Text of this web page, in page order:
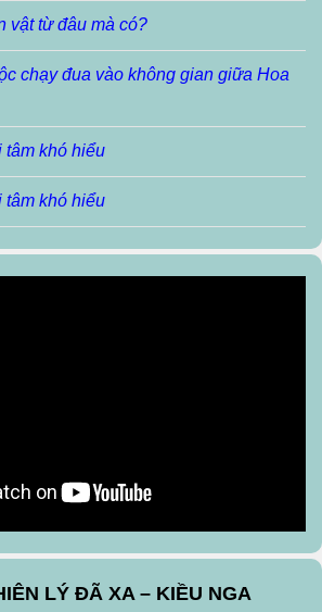
vật từ đâu mà có?
chạy đua vào không gian giữa Hoa
tâm khó hiểu
tâm khó hiểu
LÝ ĐÃ XA – KIỀU NGA